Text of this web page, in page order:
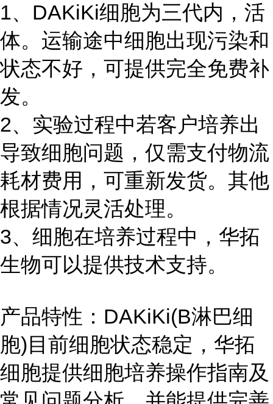
1、DAKiKi细胞为三代内，活
体。运输途中细胞出现污染和
状态不好，可提供完全免费补
发。
2、实验过程中若客户培养出
导致细胞问题，仅需支付物流
耗材费用，可重新发货。其他
根据情况灵活处理。
3、细胞在培养过程中，华拓
生物可以提供技术支持。
产品特性：DAKiKi(B淋巴细
胞)目前细胞状态稳定，华拓
细胞提供细胞培养操作指南及